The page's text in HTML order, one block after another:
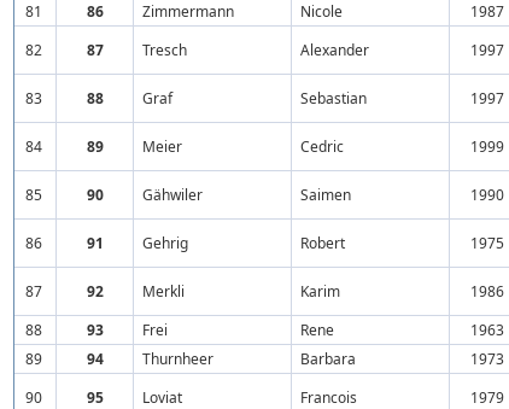
81
86 Zimmermann Nicole 1987
82
87 Tresch Alexander 1997
83 88 Graf Sebastian 1997
84 89 Meier Cedric 1999
85 90 Gähwiler Saimen 1990
86 91 Gehrig Robert 1975
87 92 Merkli Karim 1986
88
93 Frei Rene 1963
89
94 Thurnheer Barbara 1973
90
95 Loviat Francois 1979